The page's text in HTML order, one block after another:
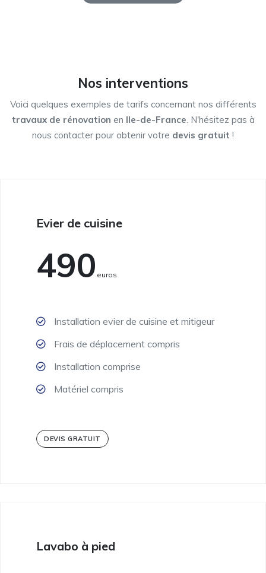
Nos interventions
Voici quelques exemples de tarifs concernant nos différents
travaux de rénovation en Ile-de-France. N'hésitez pas à
nous contacter pour obtenir votre devis gratuit !
Evier de cuisine
490 Euros
Installation evier de cuisine et mitigeur
Frais de déplacement compris
Installation comprise
Matériel compris
DEVIS GRATUIT
Lavabo à pied